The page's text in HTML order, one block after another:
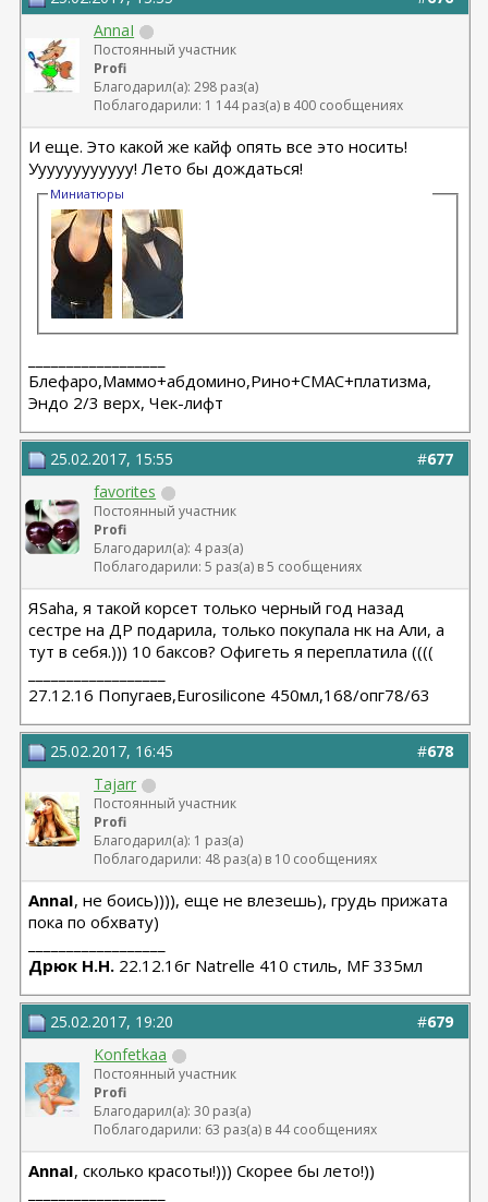
AnnaI
Постоянный участник
Profi
Благодарил(а): 298 раз(а)
Поблагодарили: 1 144 раз(а) в 400 сообщениях
И еще. Это какой же кайф опять все это носить!
Уууууууууууу! Лето бы дождаться!
Миниатюры
Блефаро,Маммо+абдомино,Рино+СМАС+платизма,
Эндо 2/3 верх, Чек-лифт
#677
25.02.2017, 15:55
favorites
Постоянный участник
Profi
Благодарил(а): 4 раз(а)
Поблагодарили: 5 раз(а) в 5 сообщениях
ЯSaha, я такой корсет только черный год назад
сестре на ДР подарила, только покупала нк на Али, а
тут в себя.))) 10 баксов? Офигеть я переплатила ((((
27.12.16 Попугаев,Eurosilicone 450мл,168/опг78/63
#678
25.02.2017, 16:45
Tajarr
Постоянный участник
Profi
Благодарил(а): 1 раз(а)
Поблагодарили: 48 раз(а) в 10 сообщениях
AnnaI, не боись)))), еще не влезешь), грудь прижата
пока по обхвату)
Дрюк Н.Н. 22.12.16г Natrelle 410 стиль, MF 335мл
#679
25.02.2017, 19:20
Konfetkaa
Постоянный участник
Profi
Благодарил(а): 30 раз(а)
Поблагодарили: 63 раз(а) в 44 сообщениях
AnnaI, сколько красоты!))) Скорее бы лето!))